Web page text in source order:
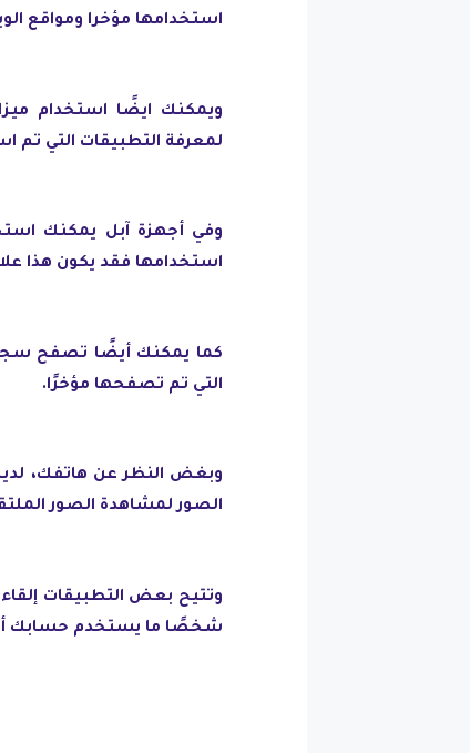
استخدامها مؤخرا ومواقع
ويمكنك ايضًا استخدام
لمعرفة التطبيقات التي تم استخدامها خلال الـ 24 ساعة
وفي أجهزة آبل يمكنك
استخدامها فقد يكون هذا
كما يمكنك أيضًا تصفح سجل
التي تم تصفحها مؤخرًا.
وبغض النظر عن هاتفك،
الصور لمشاهدة الصور
وتتيح بعض التطبيقات
شخصًا ما يستخدم حسابك